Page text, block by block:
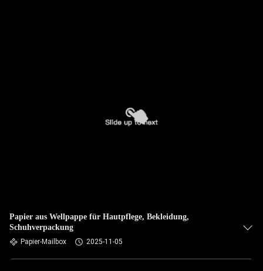
Papier aus Wellpappe für Hautpflege, Bekleidung,
Schuhverpackung
Papier-Mailbox 2025-11-05